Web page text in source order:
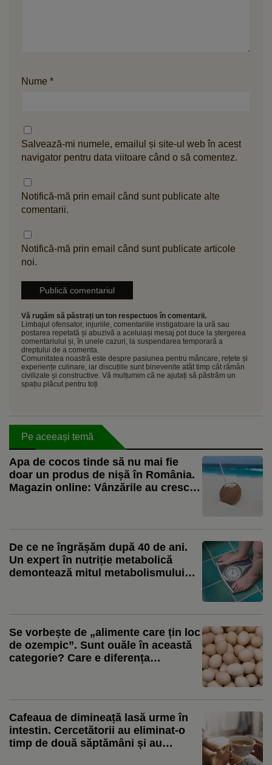
Nume *
Salvează-mi numele, emailul și site-ul web în acest
navigator pentru data viitoare când o să comentez.
Notifică-mă prin email când sunt publicate alte
comentarii.
Notifică-mă prin email când sunt publicate articole
noi.
Vă rugăm să păstrați un ton respectuos în comentarii.
Limbajul ofensator, injuriile, comentariile instigatoare la ură sau
postarea repetată și abuzivă a aceluiași mesaj pot duce la ștergerea
comentariului și, în unele cazuri, la suspendarea temporară a
dreptului de a comenta.
Comunitatea noastră este despre pasiunea pentru mâncare, rețete și
experiențe culinare, iar discuțiile sunt binevenite atât timp cât rămân
civilizate și constructive. Vă mulțumim că ne ajutați să păstrăm un
spațiu plăcut pentru toți
Pe aceeași temă
Apa de cocos tinde să nu mai fie
doar un produs de nișă în România.
Magazin online: Vânzările au crescut
De ce ne îngrășăm după 40 de ani.
Un expert în nutriție metabolică
demontează mitul metabolismului
Se vorbește de „alimente care țin loc
de ozempic”. Sunt ouăle în această
categorie? Care e diferența
Cafeaua de dimineață lasă urme în
intestin. Cercetătorii au eliminat-o
timp de două săptămâni și au